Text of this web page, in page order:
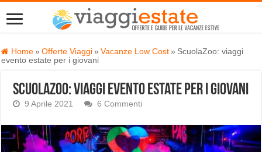
Home » Offerte Viaggi » Vacanze Low Cost » ScuolaZoo: viaggi
evento estate per i giovani
ScuolaZoo: viaggi evento estate per i giovani
9 Aprile 2021 6 Commenti